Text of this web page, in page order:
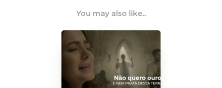
You may also like..